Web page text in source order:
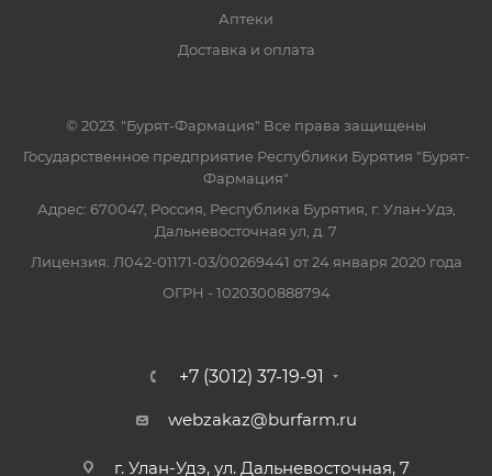
Аптеки
Доставка и оплата
© 2023. "Бурят-Фармация" Все права защищены
Государственное предприятие Республики Бурятия "Бурят-
Фармация"
Адрес: 670047, Россия, Республика Бурятия, г. Улан-Удэ,
Дальневосточная ул, д. 7
Лицензия: Л042-01171-03/00269441 от 24 января 2020 года
ОГРН - 1020300888794
+7 (3012) 37-19-91
webzakaz@burfarm.ru
г. Улан-Удэ, ул. Дальневосточная, 7